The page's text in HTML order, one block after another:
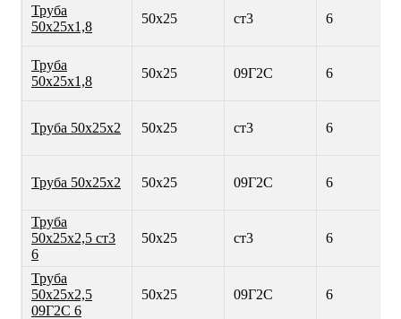
Труба
50х25х1,8
50х25 ст3 6
Труба
50х25х1,8
50х25 09Г2С 6
Труба 50х25х2 50х25 ст3 6
Труба 50х25х2 50х25 09Г2С 6
Труба
50х25х2,5 ст3
6
50х25 ст3 6
Труба
50х25х2,5
09Г2С 6
50х25 09Г2С 6